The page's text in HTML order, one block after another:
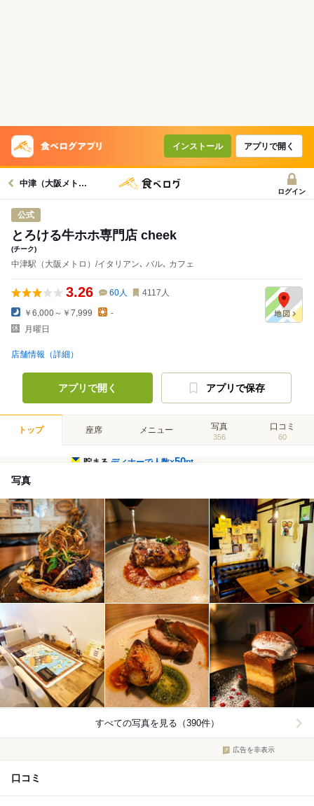
インストール アプリで開く
中津（大阪メトロ）駅グルメへ
ログイン
公式
とろける牛ホホ専門店 cheek
(チーク)
中津駅（大阪メトロ）/イタリアン､ バル､ カフェ
3.26 60人 4117 人
￥6,000～￥7,999
-
月曜日
店舗情報（詳細）
アプリで開く アプリで保存
トップ 座席 メニュー 写真
356
口コミ
60
貯まるディナーで人数×50pt
写真
すべての写真を見る（390件）
広告を非表示
口コミ